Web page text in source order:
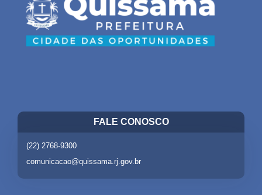
FALE CONOSCO
(22) 2768-9300
comunicacao@quissama.rj.gov.br